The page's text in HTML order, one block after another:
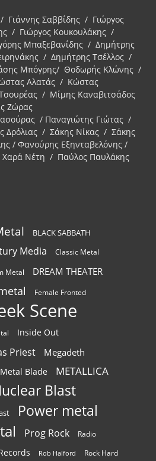
Γιάννης Σαββίδης / Γιώργος
/ Γιώργος Κουκουλάκης /
Μπαξεβανίδης / Δημήτρης
/ Δημήτρης Τσέλλος /
Μπόγρης/ Θοδωρής Κλώνης /
Αλατάς / Κώστας
/ Μίμης Καναβιτσάδος
Ζώρας
/ Παναγιώτης Γιώτας /
Δρόλιας / Σάκης Νίκας / Σάκης
/ Φανούρης Εξηνταβελόνης /
Χαρά Νέτη / Παύλος Παυλάκης
BLACK SABBATH
Media Classic Metal
Metal DREAM THEATER
Female Fronted
Scene
Inside Out
Priest Megadeth
Metal Blade METALLICA
Blast
Power metal
Prog Rock Radio
Rob Halford Rock Hard